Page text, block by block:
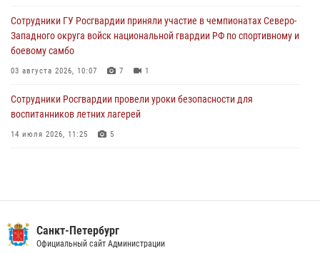
Петербургские росгвардейцы обнаружили объявленный в розыск
автомобиль, ранее использовавшийся при совершении кражи в
Ленобласти
04 августа 2026, 14:05
Сотрудники ГУ Росгвардии приняли участие в чемпионатах Северо-
Западного округа войск национальной гвардии РФ по спортивному и
боевому самбо
03 августа 2026, 10:07 7 1
Сотрудники Росгвардии провели уроки безопасности для
воспитанников летних лагерей
14 июля 2026, 11:25 5
В Красногвардейском районе росгвардейцы задержали хулигана,
угрожавшего мужчине пневматическим пистолетом
Санкт-Петербург
Официальный сайт Администрации